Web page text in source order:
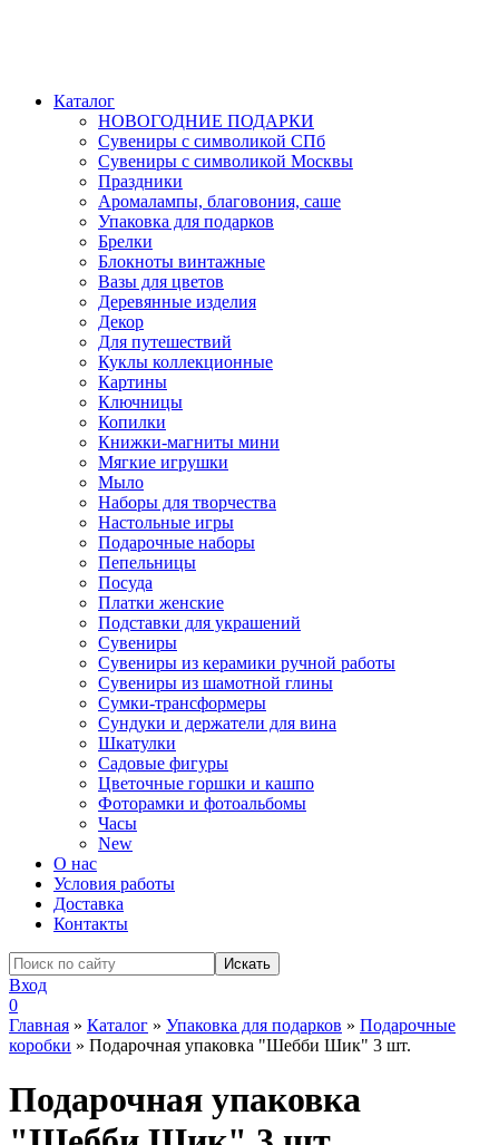
Каталог
НОВОГОДНИЕ ПОДАРКИ
Сувениры с символикой СПб
Сувениры с символикой Москвы
Праздники
Аромалампы, благовония, саше
Упаковка для подарков
Брелки
Блокноты винтажные
Вазы для цветов
Деревянные изделия
Декор
Для путешествий
Куклы коллекционные
Картины
Ключницы
Копилки
Книжки-магниты мини
Мягкие игрушки
Мыло
Наборы для творчества
Настольные игры
Подарочные наборы
Пепельницы
Посуда
Платки женские
Подставки для украшений
Сувениры
Сувениры из керамики ручной работы
Сувениры из шамотной глины
Сумки-трансформеры
Сундуки и держатели для вина
Шкатулки
Садовые фигуры
Цветочные горшки и кашпо
Фоторамки и фотоальбомы
Часы
New
О нас
Условия работы
Доставка
Контакты
Вход
0
Главная » Каталог » Упаковка для подарков » Подарочные
коробки » Подарочная упаковка "Шебби Шик" 3 шт.
Подарочная упаковка